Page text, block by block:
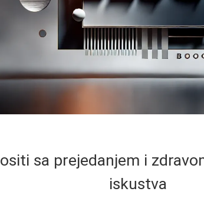
sa prejedanjem i
iskustva